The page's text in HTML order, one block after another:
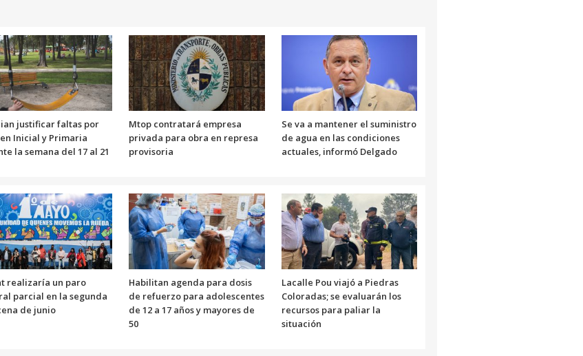
justificar faltas por
Inicial y Primaria
la semana del 17 al 21
Mtop contratará empresa
privada para obra en represa
provisoria
Se va a mantener el suministro
de agua en las condiciones
actuales, informó Delgado
realizaría un paro
parcial en la segunda
de junio
Habilitan agenda para dosis
de refuerzo para adolescentes
de 12 a 17 años y mayores de
50
Lacalle Pou viajó a Piedras
Coloradas; se evaluarán los
recursos para paliar la
situación